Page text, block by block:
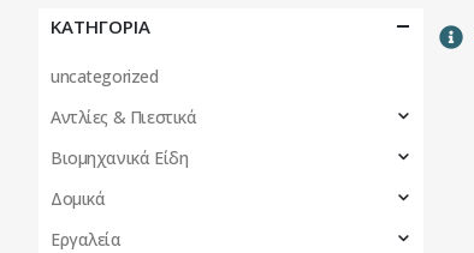
ΚΑΤΗΓΟΡΙΑ
uncategorized
Αντλίες & Πιεστικά
Βιομηχανικά Είδη
Δομικά
Εργαλεία